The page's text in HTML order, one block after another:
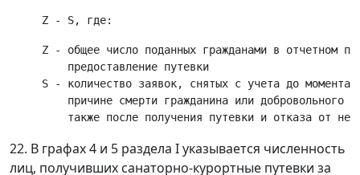
Z - общее число поданных гражданами в отчетном
         предоставление путевки
S - количество заявок, снятых с учета до момента
причине смерти гражданина или добровольного
22. В графах 4 и 5 раздела I указывается численность
лиц, получивших санаторно-курортные путевки за